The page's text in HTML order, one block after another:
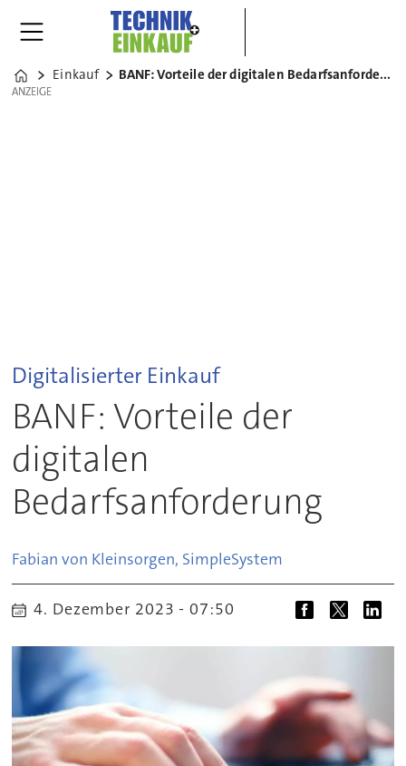
Home
Einkauf BANF: Vorteile der digitalen Bedarfsanforderung
ANZEIGE
ANZEIGE
Digitalisierter Einkauf
BANF: Vorteile der
digitalen
Bedarfsanforderung
Fabian von Kleinsorgen, SimpleSystem
4. Dezember 2023 - 07:50